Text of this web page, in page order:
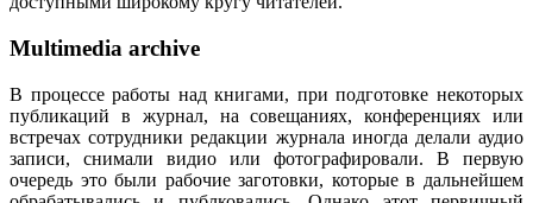
Multimedia archive
В процессе работы над книгами, при подготовке некоторых
публикаций в журнал, на совещаниях, конференциях или
встречах сотрудники редакции журнала иногда делали аудио
записи, снимали видио или фотографировали. В первую
очередь это были рабочие заготовки, которые в дальнейшем